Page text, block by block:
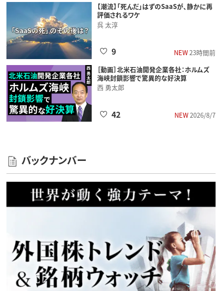
【潮流】「死んだ」はずのSaaSが、静かに再
評価されるワケ
呉 太淳
NEW23時間前
9
［動画］北米石油開発企業各社：ホルムズ
海峡封鎖影響で驚異的な好決算
西 勇太郎
NEW2026/8/7
42
バックナンバー